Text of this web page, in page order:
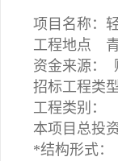
项目名称：
工程地点 青
资金来
招标工程类
工程
本项目总投
*结构